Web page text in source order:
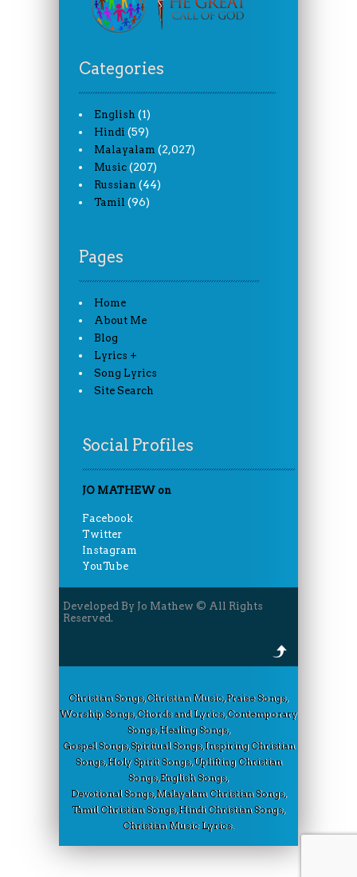
Categories
English (1)
Hindi (59)
Malayalam (2,027)
Music (207)
Russian (44)
Tamil (96)
Pages
Home
About Me
Blog
Lyrics +
Song Lyrics
Site Search
Social Profiles
JO MATHEW on
Facebook
Twitter
Instagram
YouTube
Developed By Jo Mathew © All Rights
Reserved.
Christian Songs, Christian Music, Praise Songs,
Worship Songs, Chords and Lyrics, Contemporary
Songs, Healing Songs,
Gospel Songs, Spiritual Songs, Inspiring Christian
Songs, Holy Spirit Songs, Uplifting Christian
Songs, English Songs,
Devotional Songs, Malayalam Christian Songs,
Tamil Christian Songs, Hindi Christian Songs,
Christian Music Lyrics.